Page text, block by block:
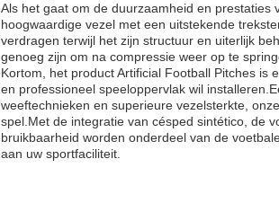
Als het gaat om de duurzaamheid en prestaties
hoogwaardige vezel met een uitstekende
verdragen terwijl het zijn structuur en uiterlijk
genoeg zijn om na compressie weer op te
Kortom, het product Artificial Football Pitches is
en professioneel speeloppervlak wil
weeftechnieken en superieure vezelsterkte,
spel.Met de integratie van césped sintético, de
bruikbaarheid worden onderdeel van de
aan uw sportfaciliteit.